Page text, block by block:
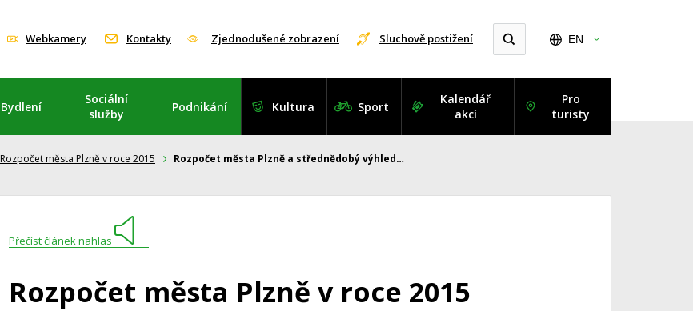
Webkamery Kontakty Zjednodušené zobrazení Sluchově postižení EN
Bydlení
Sociální
služby
Podnikání Kultura Sport
Kalendář
akcí
Pro
turisty
Rozpočet města Plzně v roce 2015 Rozpočet města Plzně a střednědobý výhled…
Přečíst článek nahlas
Rozpočet města Plzně v roce 2015